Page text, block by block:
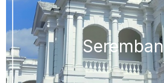
Seremban